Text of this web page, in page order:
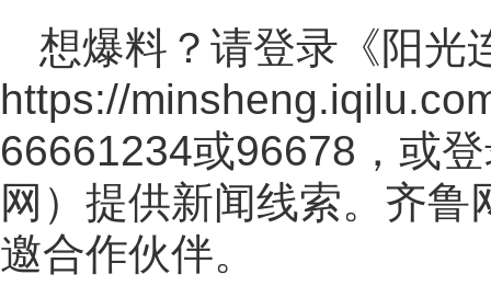
想爆料？请登录《阳光
https://
66661234或96678，或
网 ）提供新闻线索。齐鲁
邀合作伙伴。